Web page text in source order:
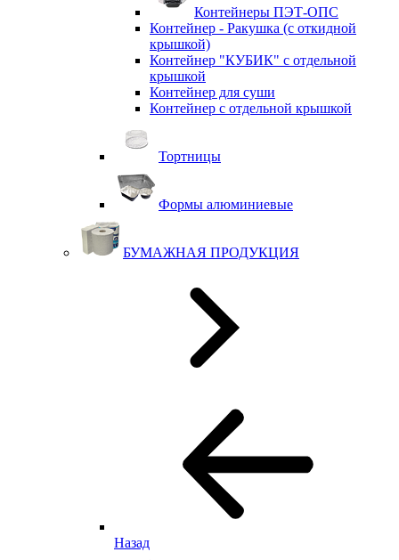
Контейнеры ПЭТ-ОПС
Контейнер - Ракушка (с откидной
крышкой)
Контейнер "КУБИК" с отдельной
крышкой
Контейнер для суши
Контейнер с отдельной крышкой
Тортницы
Формы алюминиевые
БУМАЖНАЯ ПРОДУКЦИЯ
Назад